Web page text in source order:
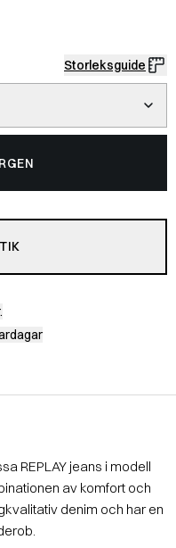
Storleksguide
REPLAY jeans i modell
av komfort och
denim och har en